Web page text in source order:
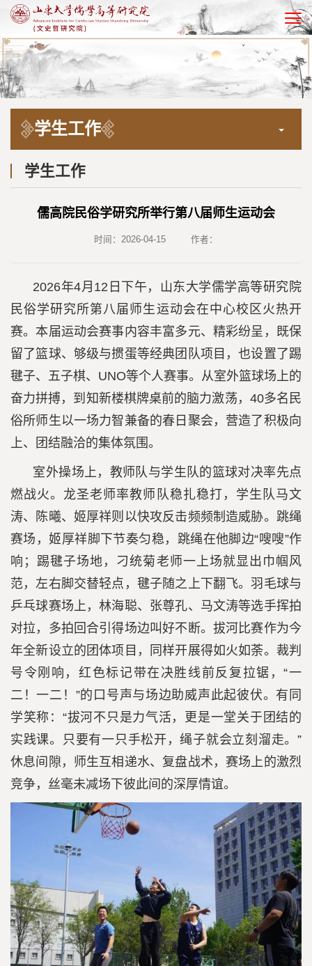
EN
学生工作
学生工作
儒高院民俗学研究所举行第八届师生运动会
时间：2026-04-15 作者：
2026年4月12日下午，山东大学儒学高等研究院
民俗学研究所第八届师生运动会在中心校区火热开
赛。本届运动会赛事内容丰富多元、精彩纷呈，既保
留了篮球、够级与掼蛋等经典团队项目，也设置了踢
毽子、五子棋、UNO等个人赛事。从室外篮球场上的
奋力拼搏，到知新楼棋牌桌前的脑力激荡，40多名民
俗所师生以一场力智兼备的春日聚会，营造了积极向
上、团结融洽的集体氛围。
室外操场上，教师队与学生队的篮球对决率先点
燃战火。龙圣老师率教师队稳扎稳打，学生队马文
涛、陈曦、姬厚祥则以快攻反击频频制造威胁。跳绳
赛场，姬厚祥脚下节奏匀稳，跳绳在他脚边“嗖嗖”作
响；踢毽子场地，刁统菊老师一上场就显出巾帼风
范，左右脚交替轻点，毽子随之上下翻飞。羽毛球与
乒乓球赛场上，林海聪、张尊孔、马文涛等选手挥拍
对拉，多拍回合引得场边叫好不断。拔河比赛作为今
年全新设立的团体项目，同样开展得如火如荼。裁判
号令刚响，红色标记带在决胜线前反复拉锯，“一
二！一二！”的口号声与场边助威声此起彼伏。有同
学笑称：“拔河不只是力气活，更是一堂关于团结的
实践课。只要有一只手松开，绳子就会立刻溜走。”
休息间隙，师生互相递水、复盘战术，赛场上的激烈
竞争，丝毫未减场下彼此间的深厚情谊。